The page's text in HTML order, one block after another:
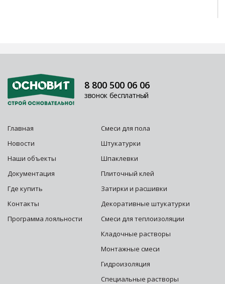
Главная
Новости
Наши объекты
Документация
Где купить
Контакты
Программа лояльности
Смеси для пола
Штукатурки
Шпаклевки
Плиточный клей
Затирки и расшивки
Декоративные штукатурки
Смеси для теплоизоляции
Кладочные растворы
Монтажные смеси
Гидроизоляция
Специальные растворы
8 800 500 06 06
звонок бесплатный